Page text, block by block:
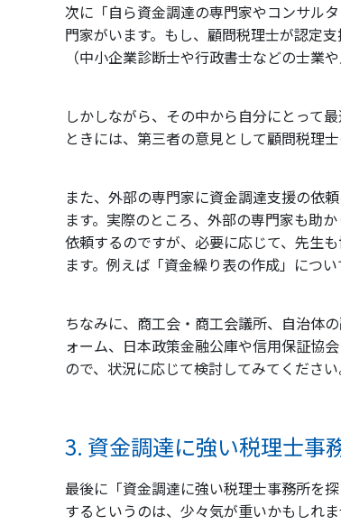
次に「自ら資金調達の専門家やコンサル
門家がいます。もし、顧問税理士が認定
（中小企業診断士や行政書士などの士業
しかしながら、その中から自分にとって
ときには、第三者の意見として顧問税理
また、外部の専門家に資金調達支援の依
ます。実際のところ、外部の専門家も助
依頼するのですが、必要に応じて、先生
ます。例えば「資金繰り表の作成」につ
ちなみに、商工会・商工会議所、自治体
ォーム、日本政策金融公庫や信用保証協
ので、状況に応じて検討してみてください
3. 資金調達に強い税理士事
最後に「資金調達に強い税理士事務所を
するというのは、少々気が重いかもしれ